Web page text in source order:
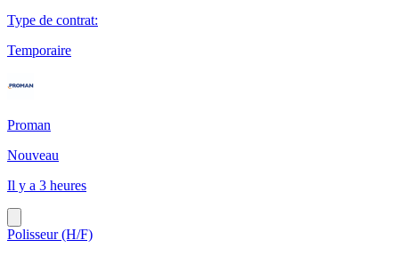
Type de contrat:
Temporaire
Proman
Nouveau
Il y a 3 heures
Polisseur (H/F)